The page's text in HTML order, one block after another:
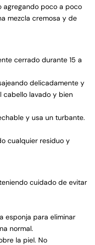
agregando poco a poco
mezcla cremosa y de
cerrado durante 15 a
delicadamente y
cabello lavado y bien
y usa un turbante.
cualquier residuo y
cuidado de evitar
esponja para eliminar
normal.
la piel. No